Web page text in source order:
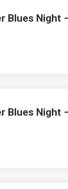
Blues Night
Blues Night